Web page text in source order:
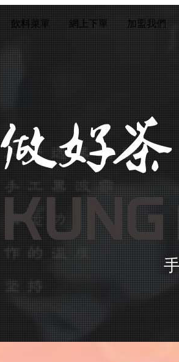
飲料菜單 網上下單 加盟我們
做好